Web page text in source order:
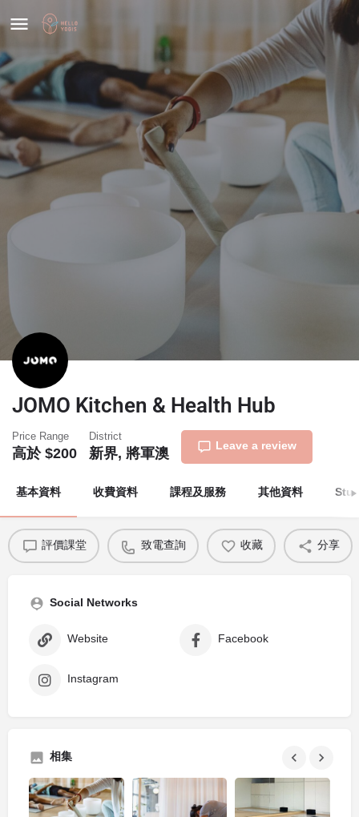
JOMO Kitchen & Health Hub
Price Range
高於 $200
District
新界, 將軍澳 Leave a review
基本資料 收費資料 課程及服務 其他資料
評價課堂 致電查詢 收藏 分享
Social Networks
Website Facebook
Instagram
相集